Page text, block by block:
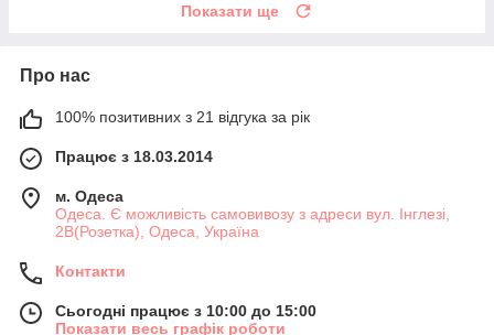
Показати ще
Про нас
100% позитивних з 21 відгука за рік
Працює з 18.03.2014
м. Одеса
Одеса. Є можливість самовивозу з адреси вул. Інглезі,
2В(Розетка), Одеса, Україна
Контакти
Сьогодні працює з 10:00 до 15:00
Показати весь графік роботи